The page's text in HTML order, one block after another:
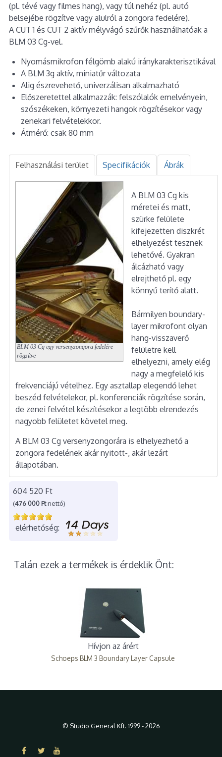
(pl. tévé vagy filmes hang), vagy túl nehéz (pl. autó
belsejébe rögzítve vagy alulról a zongora fedelére).
A CUT 1 és CUT 2 aktív mélyvágó szűrők használhatóak a
BLM 03 Cg-vel.
Nyomásmikrofon félgömb alakú iránykarakterisztikával
A BLM 3g aktív, miniatűr változata
Alig észrevehető, univerzálisan alkalmazható
Előszeretettel alkalmazzák: felszólalók emelvényein,
szószékeken, környezeti hangok rögzítésekor vagy
zenekari felvételekkor.
Átmérő: csak 80 mm
Felhasználási terület Specifikációk Ábrák
BLM 03 Cg egy versenyzongora fedelére
rögzítve
A BLM 03 Cg kis
méretei és matt,
szürke felülete
kifejezetten diszkrét
elhelyezést tesznek
lehetővé. Gyakran
álcázható vagy
elrejthető pl. egy
könnyű terítő alatt.
Bármilyen boundary-
layer mikrofont olyan
hang-visszaverő
felületre kell
elhelyezni, amely elég
nagy a megfelelő kis
frekvenciájú vételhez. Egy asztallap elegendő lehet
beszéd felvételekor, pl. konferenciák rögzítése során,
de zenei felvétel készítésekor a legtöbb elrendezés
nagyobb felületet követel meg.
A BLM 03 Cg versenyzongorára is elhelyezhető a
zongora fedelének akár nyitott-, akár lezárt
állapotában.
604 520 Ft
(476 000 Ftnettó)
elérhetőség:
Talán ezek a termékek is érdeklik Önt:
Hívjon az árért
Schoeps BLM 3 Boundary Layer Capsule
© Studio General Kft. 1999 - 2026